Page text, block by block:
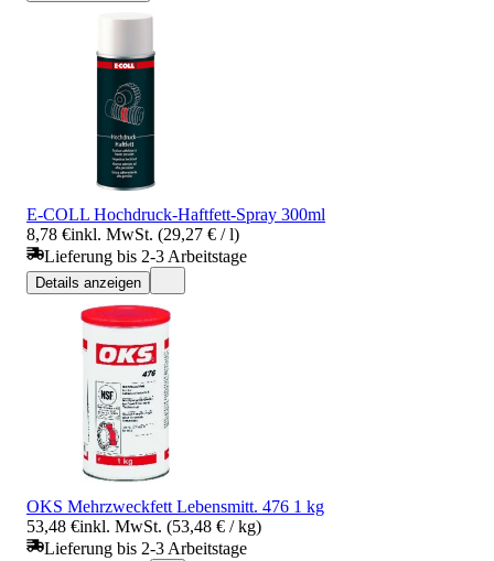
E-COLL Hochdruck-Haftfett-Spray 300ml
8,78 €inkl. MwSt. (29,27 € / l)
Lieferung bis 2-3 Arbeitstage
Details anzeigen
OKS Mehrzweckfett Lebensmitt. 476 1 kg
53,48 €inkl. MwSt. (53,48 € / kg)
Lieferung bis 2-3 Arbeitstage